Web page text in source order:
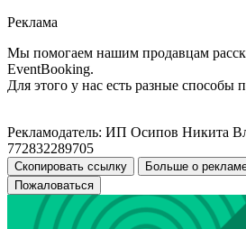
Реклама
Мы помогаем нашим продавцам
EventBooking.
Для этого у нас есть разные способы
Рекламодатель: ИП Осипов Никита
772832289705
Скопировать ссылку
Больше о
Пожаловаться